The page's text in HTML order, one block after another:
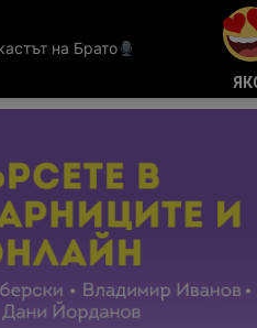
на Брато